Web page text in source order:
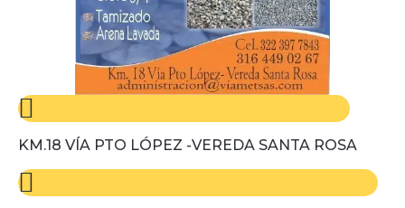
KM.18 VÍA PTO LÓPEZ -VEREDA SANTA ROSA